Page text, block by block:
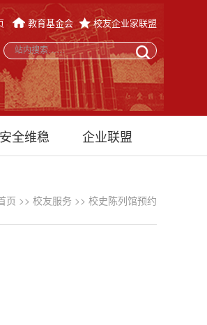
教育基金会 校友企业家联盟
安全维稳 企业联盟
页 >> 校友服务 >> 校史陈列馆预约